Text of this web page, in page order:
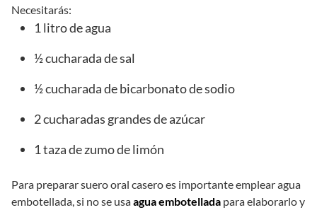
Necesitarás:
1 litro de agua
½ cucharada de sal
½ cucharada de bicarbonato de sodio
2 cucharadas grandes de azúcar
1 taza de zumo de limón
Para preparar suero oral casero es importante emplear agua
embotellada, si no se usaagua embotellada para elaborarlo y